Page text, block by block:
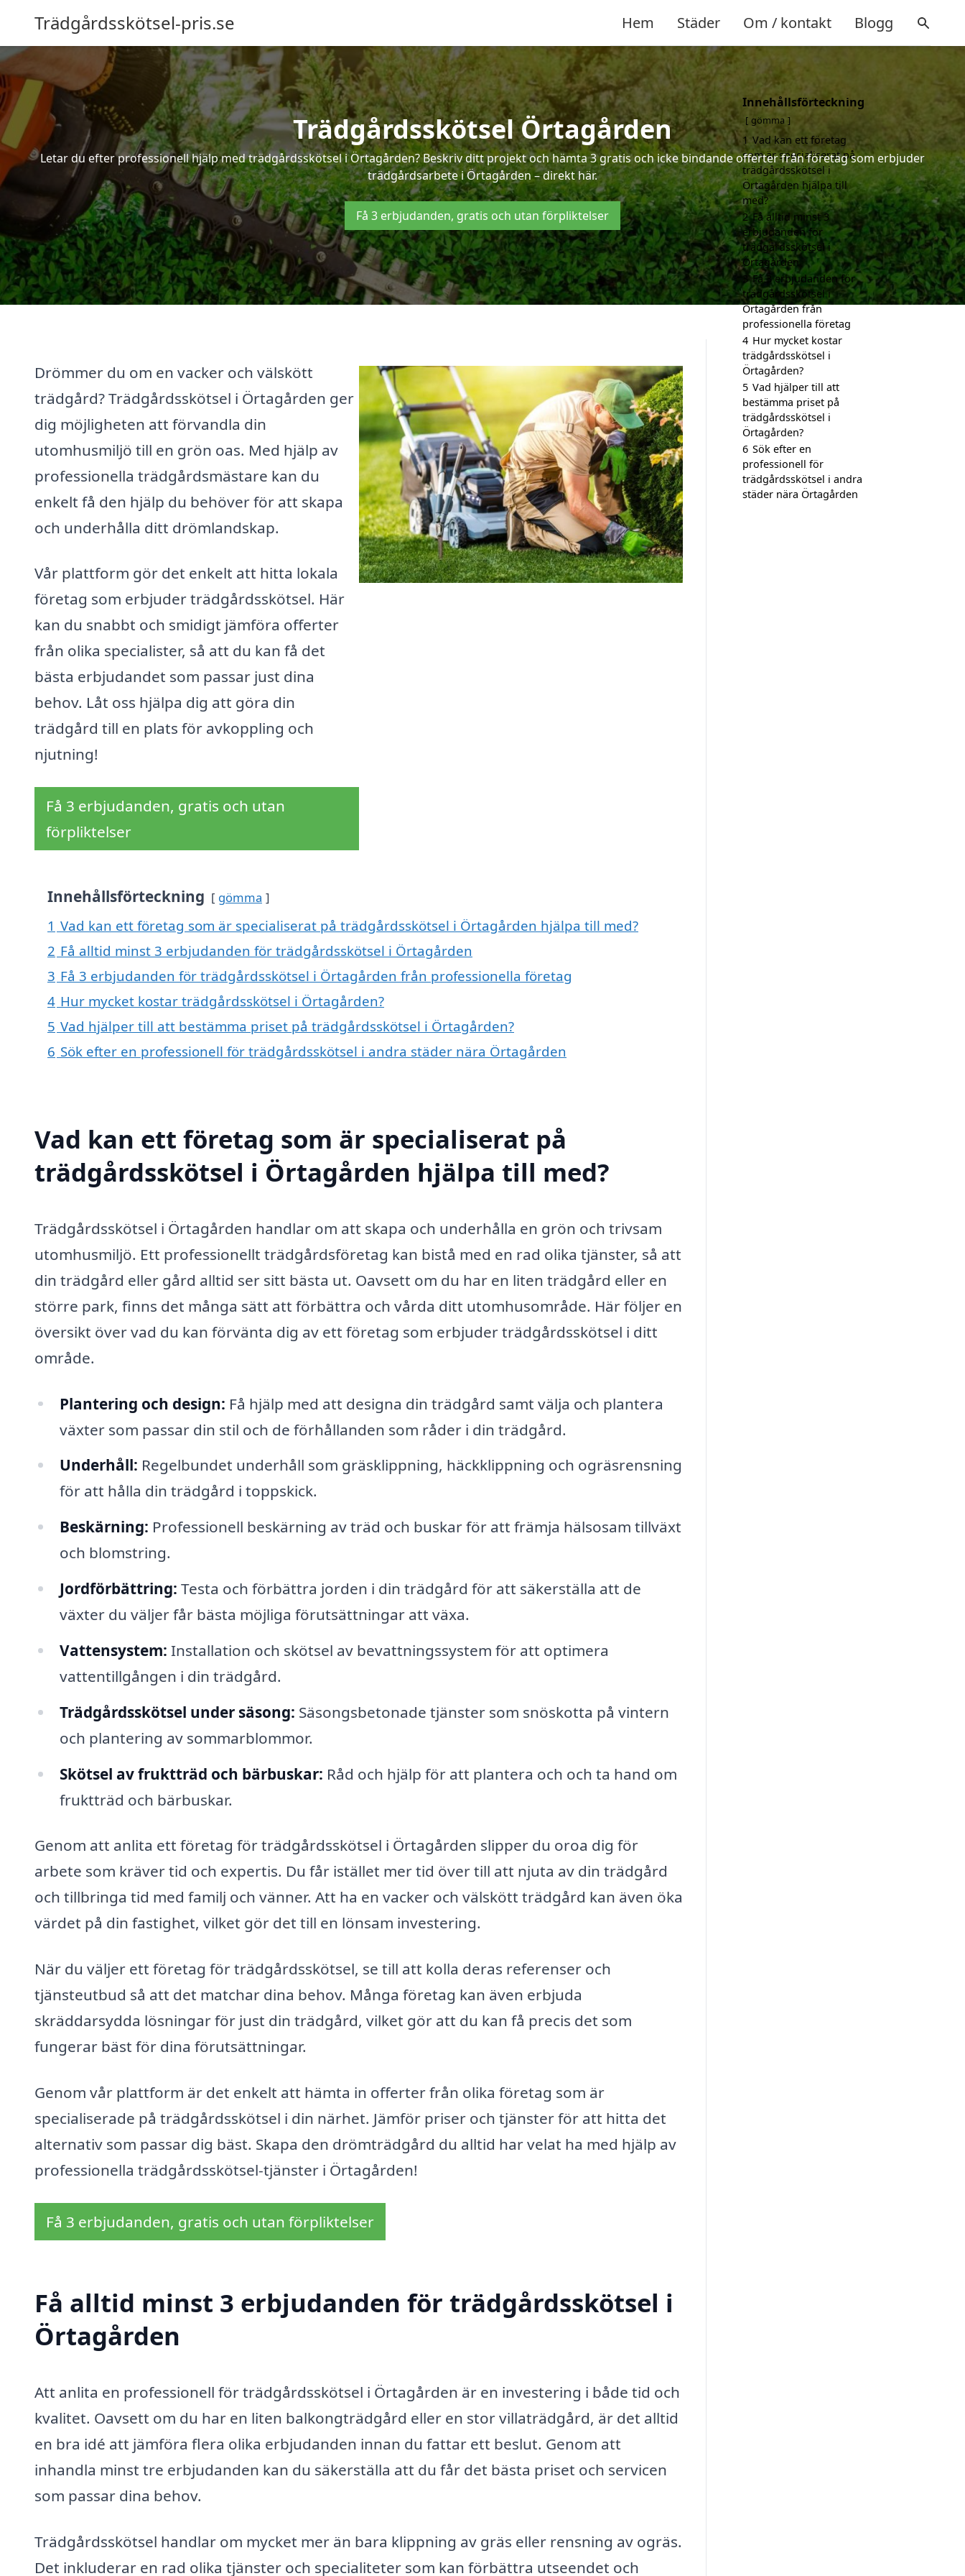
Trädgårdsskötsel-pris.se Hem Städer Om / kontakt Blogg
Trädgårdsskötsel Örtagården
Letar du efter professionell hjälp med trädgårdsskötsel i Örtagården? Beskriv ditt projekt och hämta 3 gratis och icke bindande offerter från företag som erbjuder
trädgårdsarbete i Örtagården – direkt här.
Få 3 erbjudanden, gratis och utan förpliktelser
Drömmer du om en vacker och välskött
trädgård? Trädgårdsskötsel i Örtagården ger
dig möjligheten att förvandla din
utomhusmiljö till en grön oas. Med hjälp av
professionella trädgårdsmästare kan du
enkelt få den hjälp du behöver för att skapa
och underhålla ditt drömlandskap.
Vår plattform gör det enkelt att hitta lokala
företag som erbjuder trädgårdsskötsel. Här
kan du snabbt och smidigt jämföra offerter
från olika specialister, så att du kan få det
bästa erbjudandet som passar just dina
behov. Låt oss hjälpa dig att göra din
trädgård till en plats för avkoppling och
njutning!
Få 3 erbjudanden, gratis och utan
förpliktelser
Innehållsförteckning gömma
1 Vad kan ett företag som är specialiserat på trädgårdsskötsel i Örtagården hjälpa till med?
2 Få alltid minst 3 erbjudanden för trädgårdsskötsel i Örtagården
3 Få 3 erbjudanden för trädgårdsskötsel i Örtagården från professionella företag
4 Hur mycket kostar trädgårdsskötsel i Örtagården?
5 Vad hjälper till att bestämma priset på trädgårdsskötsel i Örtagården?
6 Sök efter en professionell för trädgårdsskötsel i andra städer nära Örtagården
Vad kan ett företag som är specialiserat på
trädgårdsskötsel i Örtagården hjälpa till med?
Trädgårdsskötsel i Örtagården handlar om att skapa och underhålla en grön och trivsam
utomhusmiljö. Ett professionellt trädgårdsföretag kan bistå med en rad olika tjänster, så att
din trädgård eller gård alltid ser sitt bästa ut. Oavsett om du har en liten trädgård eller en
större park, finns det många sätt att förbättra och vårda ditt utomhusområde. Här följer en
översikt över vad du kan förvänta dig av ett företag som erbjuder trädgårdsskötsel i ditt
område.
Plantering och design: Få hjälp med att designa din trädgård samt välja och plantera
växter som passar din stil och de förhållanden som råder i din trädgård.
Underhåll: Regelbundet underhåll som gräsklippning, häckklippning och ogräsrensning
för att hålla din trädgård i toppskick.
Beskärning: Professionell beskärning av träd och buskar för att främja hälsosam tillväxt
och blomstring.
Jordförbättring: Testa och förbättra jorden i din trädgård för att säkerställa att de
växter du väljer får bästa möjliga förutsättningar att växa.
Vattensystem: Installation och skötsel av bevattningssystem för att optimera
vattentillgången i din trädgård.
Trädgårdsskötsel under säsong: Säsongsbetonade tjänster som snöskotta på vintern
och plantering av sommarblommor.
Skötsel av fruktträd och bärbuskar: Råd och hjälp för att plantera och och ta hand om
fruktträd och bärbuskar.
Genom att anlita ett företag för trädgårdsskötsel i Örtagården slipper du oroa dig för
arbete som kräver tid och expertis. Du får istället mer tid över till att njuta av din trädgård
och tillbringa tid med familj och vänner. Att ha en vacker och välskött trädgård kan även öka
värdet på din fastighet, vilket gör det till en lönsam investering.
När du väljer ett företag för trädgårdsskötsel, se till att kolla deras referenser och
tjänsteutbud så att det matchar dina behov. Många företag kan även erbjuda
skräddarsydda lösningar för just din trädgård, vilket gör att du kan få precis det som
fungerar bäst för dina förutsättningar.
Genom vår plattform är det enkelt att hämta in offerter från olika företag som är
specialiserade på trädgårdsskötsel i din närhet. Jämför priser och tjänster för att hitta det
alternativ som passar dig bäst. Skapa den drömträdgård du alltid har velat ha med hjälp av
professionella trädgårdsskötsel-tjänster i Örtagården!
Få 3 erbjudanden, gratis och utan förpliktelser
Få alltid minst 3 erbjudanden för trädgårdsskötsel i
Örtagården
Att anlita en professionell för trädgårdsskötsel i Örtagården är en investering i både tid och
kvalitet. Oavsett om du har en liten balkongträdgård eller en stor villaträdgård, är det alltid
en bra idé att jämföra flera olika erbjudanden innan du fattar ett beslut. Genom att
inhandla minst tre erbjudanden kan du säkerställa att du får det bästa priset och servicen
som passar dina behov.
Trädgårdsskötsel handlar om mycket mer än bara klippning av gräs eller rensning av ogräs.
Det inkluderar en rad olika tjänster och specialiteter som kan förbättra utseendet och
Innehållsförteckning
gömma
1 Vad kan ett företag
som är specialiserat på
trädgårdsskötsel i
Örtagården hjälpa till
med?
2 Få alltid minst 3
erbjudanden för
trädgårdsskötsel i
Örtagården
3 Få 3 erbjudanden för
trädgårdsskötsel i
Örtagården från
professionella företag
4 Hur mycket kostar
trädgårdsskötsel i
Örtagården?
5 Vad hjälper till att
bestämma priset på
trädgårdsskötsel i
Örtagården?
6 Sök efter en
professionell för
trädgårdsskötsel i andra
städer nära Örtagården